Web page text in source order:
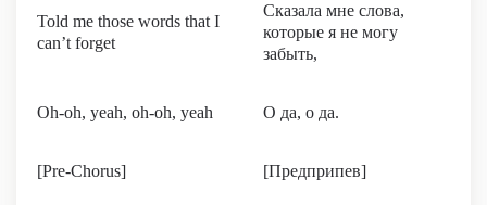
Told me those words that I
can’t forget
Сказала мне слова,
которые я не могу
забыть,
Oh-oh, yeah, oh-oh, yeah О да, о да.
[Pre-Chorus] [Предприпев]